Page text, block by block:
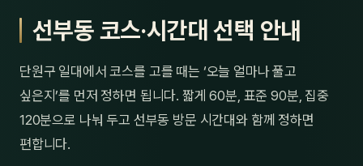
선부동 코스·시간대 선택 안내
단원구 일대에서 코스를 고를 때는 ‘오늘 얼마나 풀고
싶은지’를 먼저 정하면 됩니다. 짧게 60분, 표준 90분, 집중
120분으로 나눠 두고 선부동 방문 시간대와 함께 정하면
편합니다.